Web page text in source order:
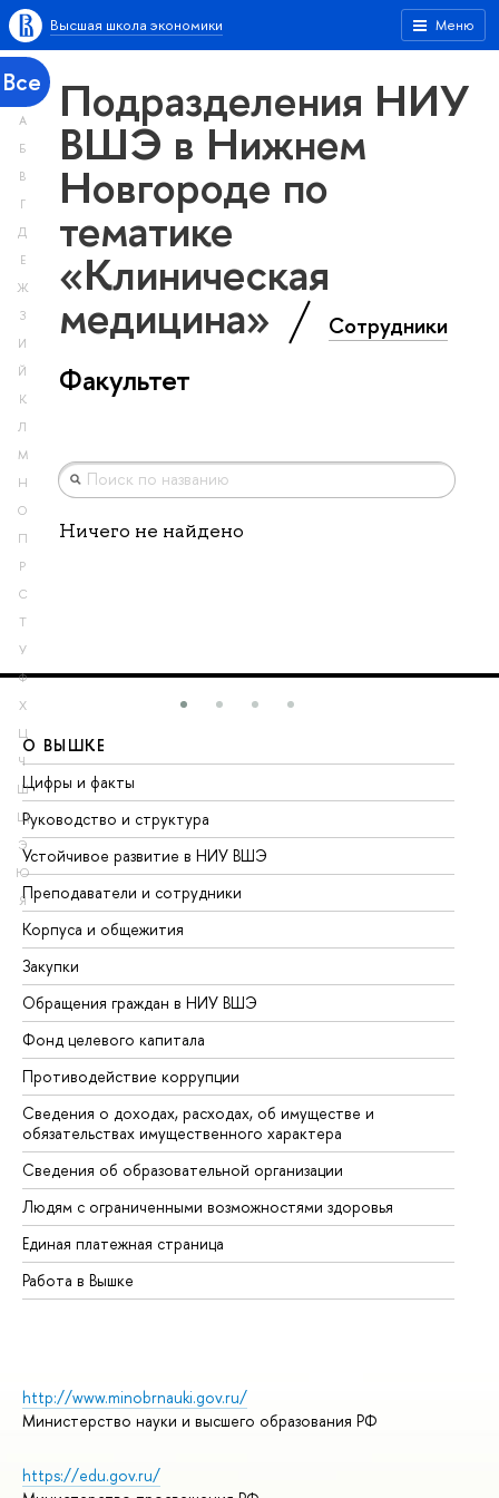
Меню
Высшая школа экономики
Все
А
Б
В
Г
Д
Е
Ж
З
И
Й
К
Л
М
Н
О
П
Р
С
Т
У
Ф
Х
Ц
Ч
Ш
Щ
Э
Ю
Я
Подразделения НИУ
ВШЭ в Нижнем
Новгороде по
тематике
«Клиническая
медицина» Сотрудники
Факультет
Ничего не найдено
О ВЫШКЕ
Цифры и факты
Руководство и структура
Устойчивое развитие в НИУ ВШЭ
Преподаватели и сотрудники
Корпуса и общежития
Закупки
Обращения граждан в НИУ ВШЭ
Фонд целевого капитала
Противодействие коррупции
Сведения о доходах, расходах, об имуществе и
обязательствах имущественного характера
Сведения об образовательной организации
Людям с ограниченными возможностями здоровья
Единая платежная страница
Работа в Вышке
http://www.minobrnauki.gov.ru/
Министерство науки и высшего образования РФ
https://edu.gov.ru/